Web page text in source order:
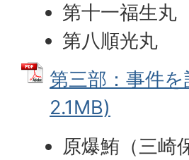
第十一福生丸
第八順光丸
第三部：事件
2.1MB)
原爆鮪（三崎